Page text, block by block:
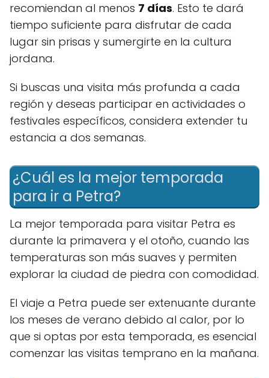
recomiendan al menos 7 días. Esto te dará
tiempo suficiente para disfrutar de cada
lugar sin prisas y sumergirte en la cultura
jordana.
Si buscas una visita más profunda a cada
región y deseas participar en actividades o
festivales específicos, considera extender tu
estancia a dos semanas.
¿Cuál es la mejor temporada
para ir a Petra?
La mejor temporada para visitar Petra es
durante la primavera y el otoño, cuando las
temperaturas son más suaves y permiten
explorar la ciudad de piedra con comodidad.
El viaje a Petra puede ser extenuante durante
los meses de verano debido al calor, por lo
que si optas por esta temporada, es esencial
comenzar las visitas temprano en la mañana.